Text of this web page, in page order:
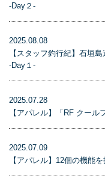
-Day２-
2025.08.08
【スタッフ釣行紀】石垣
-Day１-
2025.07.28
【アパレル】「RF クール
2025.07.09
【アパレル】12個の機能